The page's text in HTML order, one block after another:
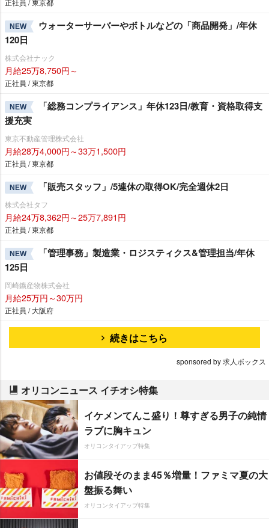
正社員 / 東京都
NEW
ウォーターサーバーやボトルなどの「商品開発」/年休
120日
株式会社ナック
月給25万8,750円～
正社員 / 東京都
NEW
「総務コンプライアンス」年休123日/教育・資格取得支
援充実
東京不動産管理株式会社
月給28万4,000円～33万1,500円
正社員 / 東京都
NEW 「販売スタッフ」/5連休の取得OK/完全週休2日
株式会社タフ
月給24万8,362円～25万7,891円
正社員 / 東京都
NEW
「管理事務」製造業・ロジスティクス&管理担当/年休
125日
岡崎鑛産物株式会社
月給25万円～30万円
正社員 / 大阪府
続きはこちら
sponsored by 求人ボックス
オリコンニュース イチオシ特集
イケメンてんこ盛り！尊すぎる男子の純情
ラブに胸キュン
オリコンタイアップ特集
お値段そのまま45％増量！ファミマ夏の大
盤振る舞い
オリコンタイアップ特集